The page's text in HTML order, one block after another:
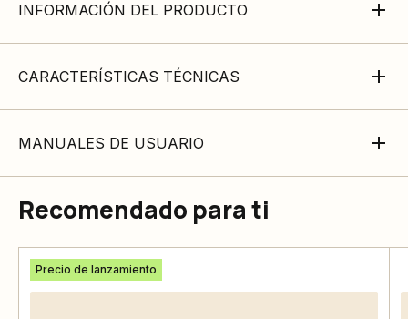
INFORMACIÓN DEL PRODUCTO
CARACTERÍSTICAS TÉCNICAS
MANUALES DE USUARIO
Recomendado para ti
Precio de lanzamiento